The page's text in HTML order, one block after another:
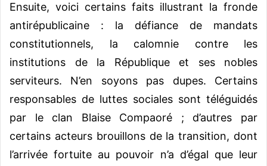
Ensuite, voici certains faits illustrant la fronde
antirépublicaine : la défiance de mandats
constitutionnels, la calomnie contre les
institutions de la République et ses nobles
serviteurs. N’en soyons pas dupes. Certains
responsables de luttes sociales sont téléguidés
par le clan Blaise Compaoré ; d’autres par
certains acteurs brouillons de la transition, dont
l’arrivée fortuite au pouvoir n’a d’égal que leur